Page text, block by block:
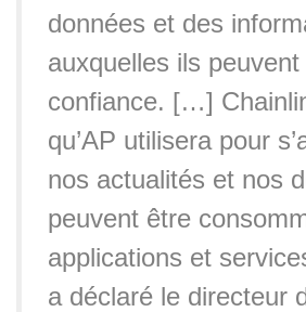
données et des
auxquelles ils
confiance. […]
qu’AP utilisera pour
nos actualités et nos
peuvent être
applications et
a déclaré le directeur